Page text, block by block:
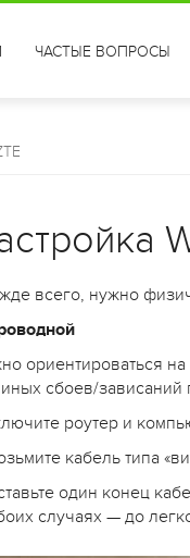
ЧАСТЫЕ ВОПРОСЫ
всего, нужно
ориентироваться
сбоев/зависаний
роутер и
кабель типа
один конец
случаях — до